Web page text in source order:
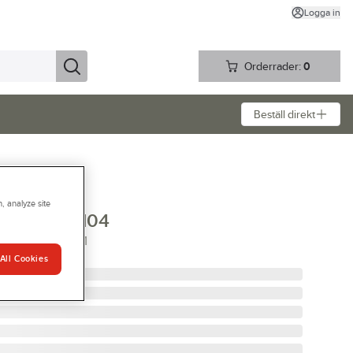
Logga in
Orderrader: 0
Beställ direkt
Legris 3104
3104 6MM
analyze site
Cookies